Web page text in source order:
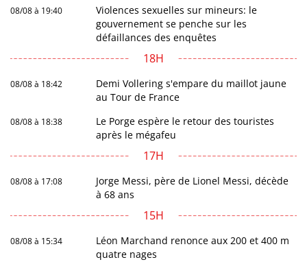
08/08 à 19:40
Violences sexuelles sur mineurs: le
gouvernement se penche sur les
défaillances des enquêtes
18H
08/08 à 18:42
Demi Vollering s'empare du maillot jaune
au Tour de France
08/08 à 18:38
Le Porge espère le retour des touristes
après le mégafeu
17H
08/08 à 17:08
Jorge Messi, père de Lionel Messi, décède
à 68 ans
15H
08/08 à 15:34
Léon Marchand renonce aux 200 et 400 m
quatre nages